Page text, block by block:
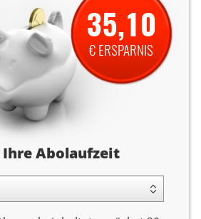
Ihre Abolaufzeit
35,10
€ ERSPARNIS